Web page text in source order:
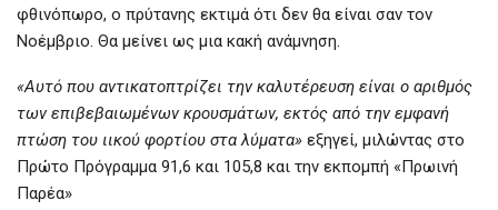
φθινόπωρο, ο πρύτανης εκτιμά ότι δεν θα είναι σαν τον
Νοέμβριο. Θα μείνει ως μια κακή ανάμνηση.
«Αυτό που αντικατοπτρίζει την καλυτέρευση είναι ο αριθμός
των επιβεβαιωμένων κρουσμάτων, εκτός από την εμφανή
πτώση του ιικού φορτίου στα λύματα» εξηγεί, μιλώντας στο
Πρώτο Πρόγραμμα 91,6 και 105,8 και την εκπομπή «Πρωινή
Παρέα»